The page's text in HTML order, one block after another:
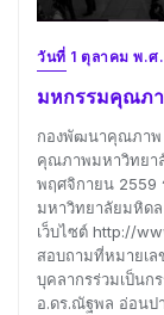
วันที่ 1 ตุลาคม พ.ศ
มหกรรมคุณภา
กองพัฒนาคุณภาพ
คุณภาพมหาวิทยา
พฤศจิกายน 2559
มหาวิทยาลัยมหิดล
เว็บไซต์ http://
สอบถามที่หมายเ
บุคลากรร่วมเป็น
อ.ดร.ณัฐพล อ่อน